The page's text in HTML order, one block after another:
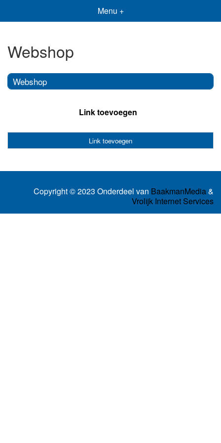
Menu +
Webshop
Webshop
Link toevoegen
Link toevoegen
Copyright © 2023 Onderdeel van BaakmanMedia&
Vrolijk Internet Services